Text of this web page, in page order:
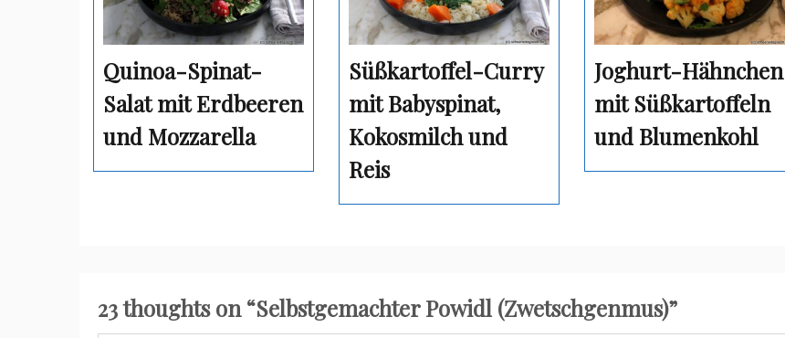
Quinoa-Spinat-
Salat mit Erdbeeren
und Mozzarella
Süßkartoffel-Curry
mit Babyspinat,
Kokosmilch und
Reis
Joghurt-Hähnchen
mit Süßkartoffeln
und Blumenkohl
23 thoughts on “Selbstgemachter Powidl (Zwetschgenmus)”